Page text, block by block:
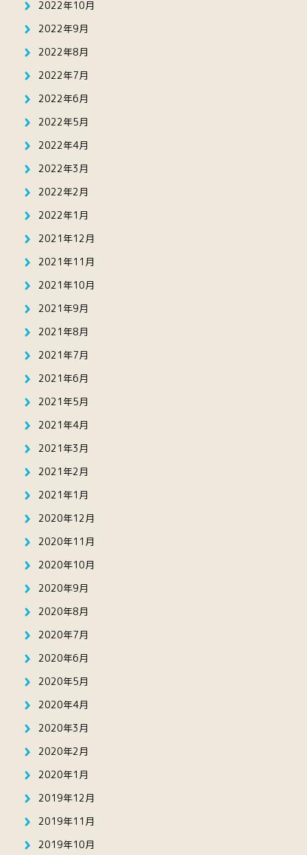
2022年10月
2022年9月
2022年8月
2022年7月
2022年6月
2022年5月
2022年4月
2022年3月
2022年2月
2022年1月
2021年12月
2021年11月
2021年10月
2021年9月
2021年8月
2021年7月
2021年6月
2021年5月
2021年4月
2021年3月
2021年2月
2021年1月
2020年12月
2020年11月
2020年10月
2020年9月
2020年8月
2020年7月
2020年6月
2020年5月
2020年4月
2020年3月
2020年2月
2020年1月
2019年12月
2019年11月
2019年10月